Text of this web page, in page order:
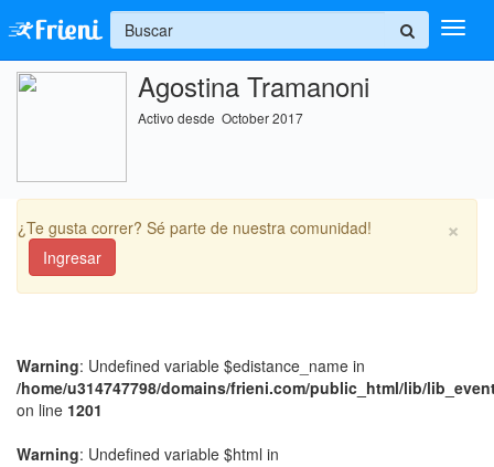
Ayuda
+
Agostina Tramanoni
Activo desde October 2017
×
¿Te gusta correr? Sé parte de nuestra comunidad!
Ingresar
Warning: Undefined variable $edistance_name in
/home/u314747798/domains/frieni.com/public_html/lib/
on line 1201
Warning: Undefined variable $html in